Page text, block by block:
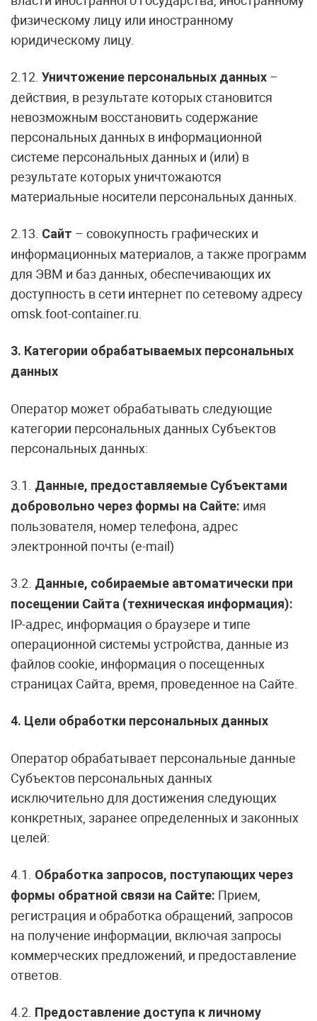
физическому лицу или иностранному
юридическому лицу.
2.12. Уничтожение персональных данных –
действия, в результате которых становится
невозможным восстановить содержание
персональных данных в информационной
системе персональных данных и (или) в
результате которых уничтожаются
материальные носители персональных данных.
2.13. Сайт – совокупность графических и
информационных материалов, а также программ
для ЭВМ и баз данных, обеспечивающих их
доступность в сети интернет по сетевому адресу
omsk.foot-container.ru.
3. Категории обрабатываемых персональных
данных
Оператор может обрабатывать следующие
категории персональных данных Субъектов
персональных данных:
3.1. Данные, предоставляемые Субъектами
добровольно через формы на Сайте: имя
пользователя, номер телефона, адрес
электронной почты (e-mail)
3.2. Данные, собираемые автоматически при
посещении Сайта (техническая информация):
IP-адрес, информация о браузере и типе
операционной системы устройства, данные из
файлов cookie, информация о посещенных
страницах Сайта, время, проведенное на Сайте.
4. Цели обработки персональных данных
Оператор обрабатывает персональные данные
Субъектов персональных данных
исключительно для достижения следующих
конкретных, заранее определенных и законных
целей:
4.1. Обработка запросов, поступающих через
формы обратной связи на Сайте: Прием,
регистрация и обработка обращений, запросов
на получение информации, включая запросы
коммерческих предложений, и предоставление
ответов.
4.2. Предоставление доступа к личному